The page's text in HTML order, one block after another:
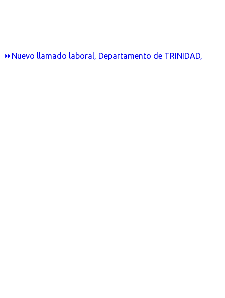
⏩Nuevo llamado laboral, Departamento de TRINIDAD,